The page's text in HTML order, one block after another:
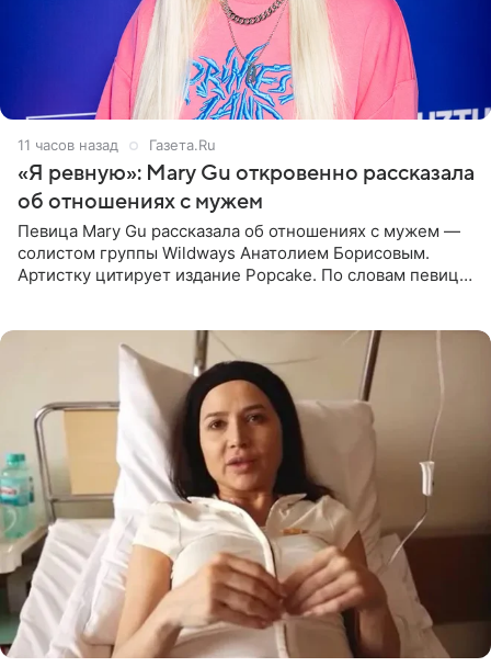
11 часов назад Газета.Ru
«Я ревную»: Mary Gu откровенно рассказала
об отношениях с мужем
Певица Mary Gu рассказала об отношениях с мужем —
солистом группы Wildways Анатолием Борисовым.
Артистку цитирует издание Popcake. По словам певицы,